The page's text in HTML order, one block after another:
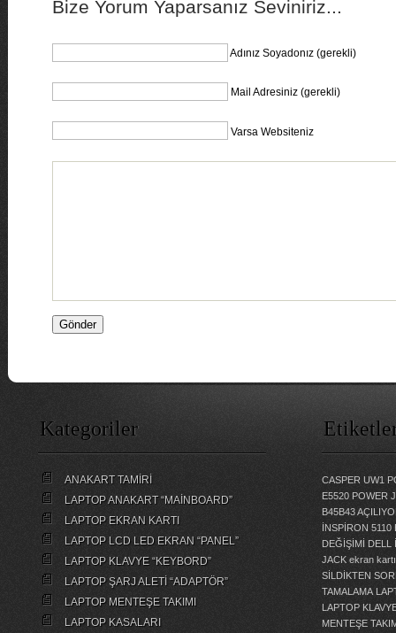
Bize Yorum Yaparsanız Seviniriz...
Adınız Soyadonız (gerekli)
Mail Adresiniz (gerekli)
Varsa Websiteniz
Kategoriler
ANAKART TAMİRİ
LAPTOP ANAKART “MAİNBOARD”
LAPTOP EKRAN KARTI
LAPTOP LCD LED EKRAN “PANEL”
LAPTOP KLAVYE “KEYBORD”
LAPTOP ŞARJ ALETİ “ADAPTÖR”
LAPTOP MENTEŞE TAKIMI
LAPTOP KASALARI
CASPER UW1
E5520 POWER
B45B43
İNSPİRON
DEĞİŞİMİ
DELL
JACK ekran
SİLDİKTEN
TAMALAMA
LAPTOP
MENTEŞE